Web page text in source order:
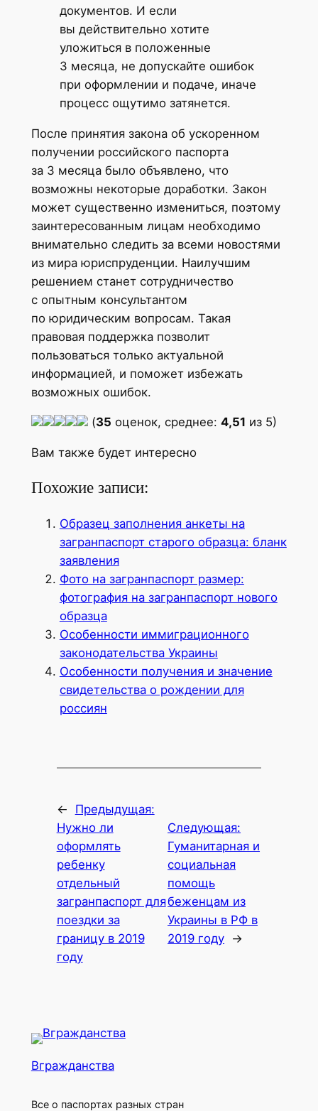
документов. И если
вы действительно хотите
уложиться в положенные
3 месяца, не допускайте ошибок
при оформлении и подаче, иначе
процесс ощутимо затянется.
После принятия закона об ускоренном
получении российского паспорта
за 3 месяца было объявлено, что
возможны некоторые доработки. Закон
может существенно измениться, поэтому
заинтересованным лицам необходимо
внимательно следить за всеми новостями
из мира юриспруденции. Наилучшим
решением станет сотрудничество
с опытным консультантом
по юридическим вопросам. Такая
правовая поддержка позволит
пользоваться только актуальной
информацией, и поможет избежать
возможных ошибок.
(35 оценок, среднее: 4,51 из 5)
Вам также будет интересно
Похожие записи:
Образец заполнения анкеты на
загранпаспорт старого образца: бланк
заявления
Фото на загранпаспорт размер:
фотография на загранпаспорт нового
образца
Особенности иммиграционного
законодательства Украины
Особенности получения и значение
свидетельства о рождении для
россиян
←
Предыдущая:
Нужно ли
оформлять
ребенку
отдельный
загранпаспорт для
поездки за
границу в 2019
году
Следующая:
Гуманитарная и
социальная
помощь
беженцам из
Украины в РФ в
2019 году →
Вгражданства
Все о паспортах разных стран